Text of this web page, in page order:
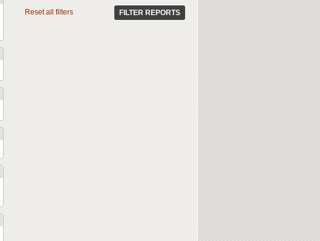
BEFEJEZETLEN ÉPÜLET /
UNFINISHED BUILDING
13
Reset all filters FILTER REPORTS